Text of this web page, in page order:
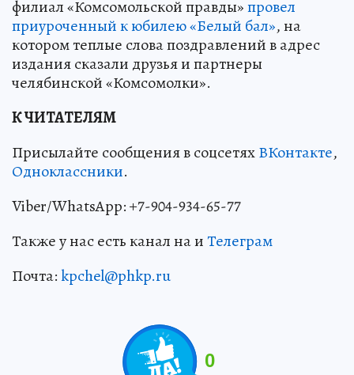
филиал «Комсомольской правды»провел
приуроченный к юбилею «Белый бал», на
котором теплые слова поздравлений в адрес
издания сказали друзья и партнеры
челябинской «Комсомолки».
К ЧИТАТЕЛЯМ
Присылайте сообщения в соцсетяхВКонтакте,
Одноклассники.
Viber/WhatsApp: +7-904-934-65-77
Также у нас есть канал на иТелеграм
Почта:kpchel@phkp.ru
0